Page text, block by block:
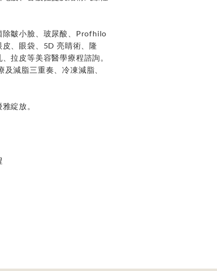
除皺小臉、玻尿酸、Profhilo
、眼袋、5D 亮睛術、隆
拉皮等美容醫學療程諮詢。
減脂三重奏、冷凍減脂、
綻放。